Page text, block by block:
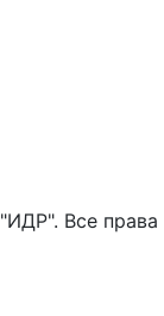
Все права